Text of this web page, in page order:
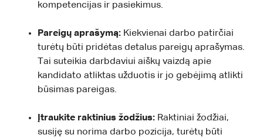
kompetencijas ir pasiekimus.
Pareigų aprašymą: Kiekvienai darbo patirčiai
turėtų būti pridėtas detalus pareigų aprašymas.
Tai suteikia darbdaviui aiškų vaizdą apie
kandidato atliktas užduotis ir jo gebėjimą atlikti
būsimas pareigas.
Įtraukite raktinius žodžius: Raktiniai žodžiai,
susiję su norima darbo pozicija, turėtų būti